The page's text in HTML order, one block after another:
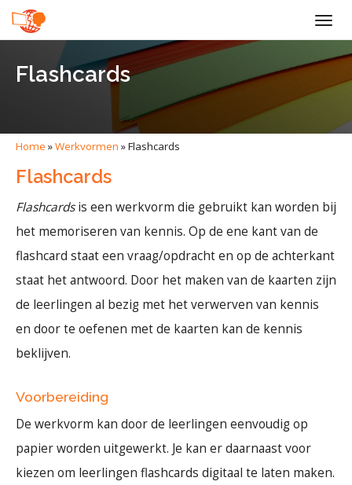
Flashcards
Home »Werkvormen »Flashcards
Flashcards
Flashcardsis een werkvorm die gebruikt kan worden bij
het memoriseren van kennis. Op de ene kant van de
flashcard staat een vraag/opdracht en op de achterkant
staat het antwoord. Door het maken van de kaarten zijn
de leerlingen al bezig met het verwerven van kennis
en door te oefenen met de kaarten kan de kennis
beklijven.
Voorbereiding
De werkvorm kan door de leerlingen eenvoudig op
papier worden uitgewerkt. Je kan er daarnaast voor
kiezen om leerlingen flashcards digitaal te laten maken.